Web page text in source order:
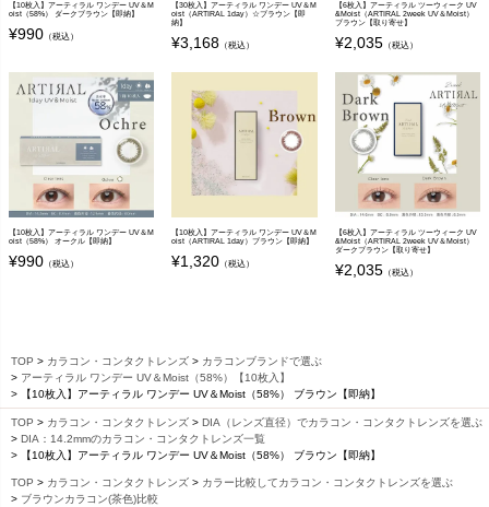
【10枚入】アーティラル ワンデー UV＆M
oist（58%） ダークブラウン【即納】
¥990 （税込）
【30枚入】アーティラル ワンデー UV＆M
oist（ARTIRAL 1day）☆ブラウン【即
納】
¥3,168 （税込）
【6枚入】アーティラル ツーウィーク UV
&Moist（ARTIRAL 2week UV＆Moist）
ブラウン【取り寄せ】
¥2,035（税込）
【10枚入】アーティラル ワンデー UV＆M
oist（58%） オークル【即納】
¥990 （税込）
【10枚入】アーティラル ワンデー UV＆M
oist（ARTIRAL 1day）ブラウン【即納】
¥1,320 （税込）
【6枚入】アーティラル ツーウィーク UV
&Moist（ARTIRAL 2week UV＆Moist）
ダークブラウン【取り寄せ】
¥2,035（税込）
TOP カラコン・コンタクトレンズ
カラコンブランドで選ぶ
アーティラル ワンデー UV＆Moist（58%）【10枚入】
【10枚入】アーティラル ワンデー UV＆Moist（58%） ブラウン【即納】
TOP カラコン・コンタクトレンズ
DIA（レンズ直径）でカラコン・コンタクトレンズを選ぶ
DIA：14.2mmのカラコン・コンタクトレンズ一覧
【10枚入】アーティラル ワンデー UV＆Moist（58%） ブラウン【即納】
TOP カラコン・コンタクトレンズ
カラー比較してカラコン・コンタクトレンズを選ぶ
ブラウンカラコン(茶色)比較